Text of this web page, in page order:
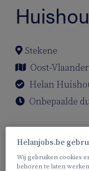
Stekene
Oost-
Helan
Onbepaalde
Ben jij de
We zoeken jou, als;
Helanjobs.be
Wij gebruiken cookies
behoren te laten